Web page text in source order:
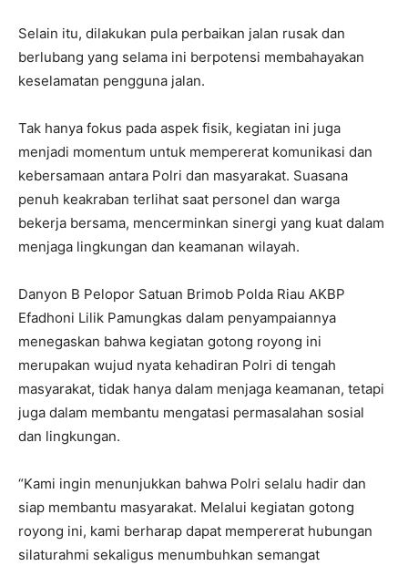
Selain itu, dilakukan pula perbaikan jalan rusak dan
berlubang yang selama ini berpotensi membahayakan
keselamatan pengguna jalan.
Tak hanya fokus pada aspek fisik, kegiatan ini juga
menjadi momentum untuk mempererat komunikasi dan
kebersamaan antara Polri dan masyarakat. Suasana
penuh keakraban terlihat saat personel dan warga
bekerja bersama, mencerminkan sinergi yang kuat dalam
menjaga lingkungan dan keamanan wilayah.
Danyon B Pelopor Satuan Brimob Polda Riau AKBP
Efadhoni Lilik Pamungkas dalam penyampaiannya
menegaskan bahwa kegiatan gotong royong ini
merupakan wujud nyata kehadiran Polri di tengah
masyarakat, tidak hanya dalam menjaga keamanan, tetapi
juga dalam membantu mengatasi permasalahan sosial
dan lingkungan.
“Kami ingin menunjukkan bahwa Polri selalu hadir dan
siap membantu masyarakat. Melalui kegiatan gotong
royong ini, kami berharap dapat mempererat hubungan
silaturahmi sekaligus menumbuhkan semangat